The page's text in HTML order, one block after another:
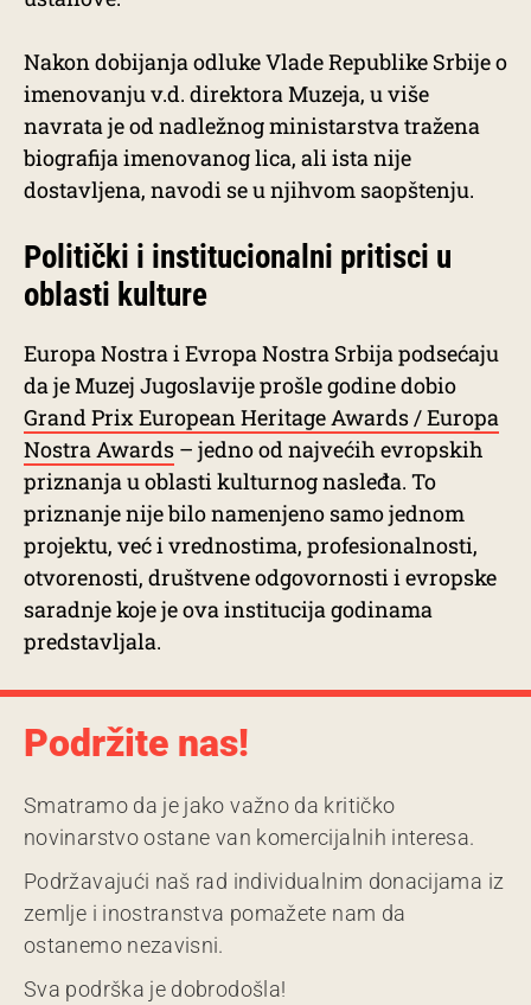
Nakon dobijanja odluke Vlade Republike Srbije o
imenovanju v.d. direktora Muzeja, u više
navrata je od nadležnog ministarstva tražena
biografija imenovanog lica, ali ista nije
dostavljena, navodi se u njihvom saopštenju.
Politički i institucionalni pritisci u
oblasti kulture
Europa Nostra i Evropa Nostra Srbija podsećaju
da je Muzej Jugoslavije prošle godine dobio
Grand Prix European Heritage Awards / Europa
Nostra Awards – jedno od najvećih evropskih
priznanja u oblasti kulturnog nasleđa. To
priznanje nije bilo namenjeno samo jednom
projektu, već i vrednostima, profesionalnosti,
otvorenosti, društvene odgovornosti i evropske
saradnje koje je ova institucija godinama
predstavljala.
Podržite nas!
Smatramo da je jako važno da kritičko
novinarstvo ostane van komercijalnih interesa.
Podržavajući naš rad individualnim donacijama iz
zemlje i inostranstva pomažete nam da
ostanemo nezavisni.
Sva podrška je dobrodošla!